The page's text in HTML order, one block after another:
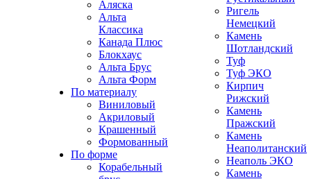
Аляска
Альта
Классика
Канада Плюс
Блокхаус
Альта Брус
Альта Форм
По материалу
Виниловый
Акриловый
Крашенный
Формованный
По форме
Корабельный
Ригель
Немецкий
Камень
Шотландский
Туф
Туф ЭКО
Кирпич
Рижский
Камень
Пражский
Камень
Неаполитанский
Неаполь ЭКО
Камень